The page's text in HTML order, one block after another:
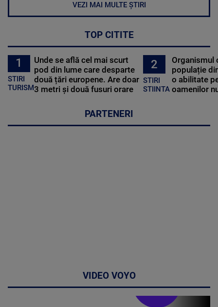
VEZI MAI MULTE ȘTIRI
TOP CITITE
1
STIRI
TURISM
Unde se află cel mai scurt
pod din lume care desparte
două țări europene. Are doar
3 metri și două fusuri orare
2
STIRI
STIINTA
Organismul
populație
o abilitate
oamenilor
PARTENERI
VIDEO VOYO